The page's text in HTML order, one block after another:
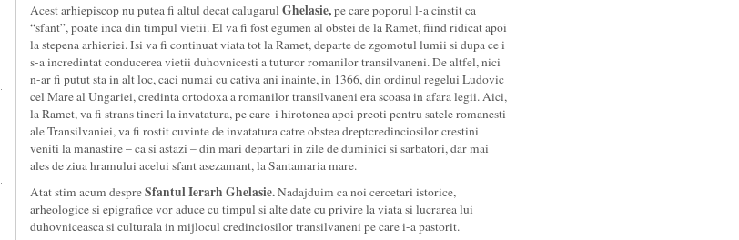
Acest arhiepiscop nu putea fi altul decat calugarul Ghelasie,pe care poporul l-a cinstit ca
“sfant”, poate inca din timpul vietii. El va fi fost egumen al obstei de la Ramet, fiind ridicat apoi
la stepena arhieriei. Isi va fi continuat viata tot la Ramet, departe de zgomotul lumii si dupa ce i
s-a incredintat conducerea vietii duhovnicesti a tuturor romanilor transilvaneni. De altfel, nici
n-ar fi putut sta in alt loc, caci numai cu cativa ani inainte, in 1366, din ordinul regelui Ludovic
cel Mare al Ungariei, credinta ortodoxa a romanilor transilvaneni era scoasa in afara legii. Aici,
la Ramet, va fi strans tineri la invatatura, pe care-i hirotonea apoi preoti pentru satele romanesti
ale Transilvaniei, va fi rostit cuvinte de invatatura catre obstea dreptcredinciosilor crestini
veniti la manastire – ca si astazi – din mari departari in zile de duminici si sarbatori, dar mai
ales de ziua hramului acelui sfant asezamant, la Santamaria mare.
Atat stim acum despreSfantul Ierarh Ghelasie.Nadajduim ca noi cercetari istorice,
arheologice si epigrafice vor aduce cu timpul si alte date cu privire la viata si lucrarea lui
duhovniceasca si culturala in mijlocul credinciosilor transilvaneni pe care i-a pastorit.